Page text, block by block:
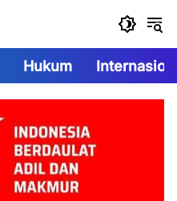
Hukum